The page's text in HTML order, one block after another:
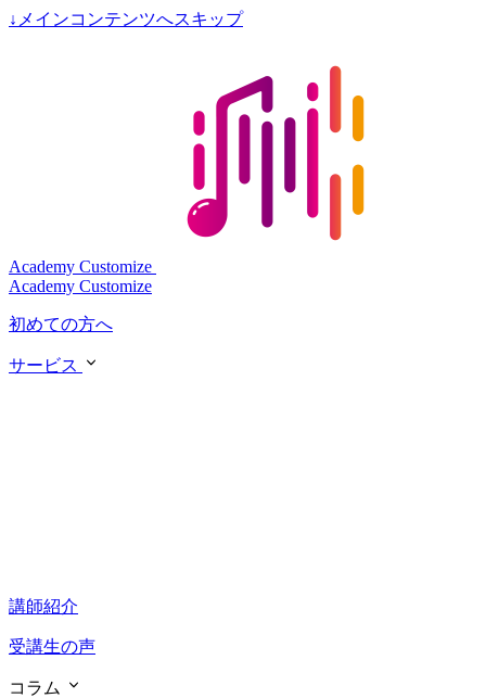
↓ メインコンテンツへスキップ
Academy Customize
Academy Customize
初めての方へ
サービス
講師紹介
受講生の声
コラム